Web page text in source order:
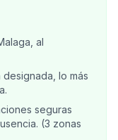
al
lo más
seguras
(3 zonas